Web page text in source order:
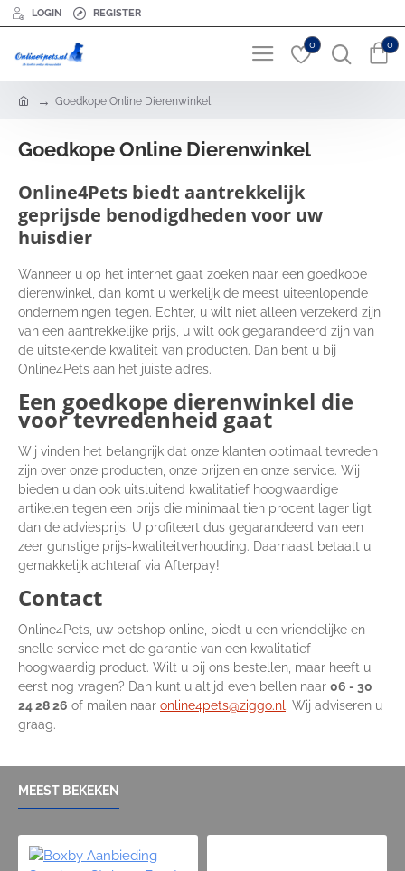
LOGIN REGISTER
0 0
e
Goedkope Online Dierenwinkel
Goedkope Online Dierenwinkel
Online4Pets biedt aantrekkelijk
geprijsde benodigdheden voor uw
huisdier
Wanneer u op het internet gaat zoeken naar een goedkope
dierenwinkel, dan komt u werkelijk de meest uiteenlopende
ondernemingen tegen. Echter, u wilt niet alleen verzekerd zijn
van een aantrekkelijke prijs, u wilt ook gegarandeerd zijn van
de uitstekende kwaliteit van producten. Dan bent u bij
Online4Pets aan het juiste adres.
Een goedkope dierenwinkel die
voor tevredenheid gaat
Wij vinden het belangrijk dat onze klanten optimaal tevreden
zijn over onze producten, onze prijzen en onze service. Wij
bieden u dan ook uitsluitend kwalitatief hoogwaardige
artikelen tegen een prijs die minimaal tien procent lager ligt
dan de adviesprijs. U profiteert dus gegarandeerd van een
zeer gunstige prijs-kwaliteitverhouding. Daarnaast betaalt u
gemakkelijk achteraf via Afterpay!
Contact
Online4Pets, uw petshop online, biedt u een vriendelijke en
snelle service met de garantie van een kwalitatief
hoogwaardig product. Wilt u bij ons bestellen, maar heeft u
eerst nog vragen? Dan kunt u altijd even bellen naar 06 - 30
24 28 26 of mailen naar online4pets@ziggo.nl . Wij adviseren u
graag.
MEEST BEKEKEN